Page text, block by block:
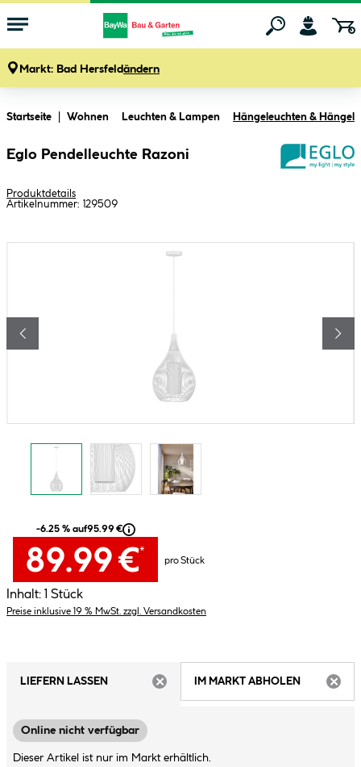
Markt: Bad Hersfeldändern
Startseite Wohnen Leuchten & Lampen Hängeleuchten &
Eglo Pendelleuchte Razoni
Produktdetails
Artikelnummer: 129509
-6.25 % auf95.99 €
89.99 €*
pro Stück
Inhalt: 1 Stück
Preise inklusive 19 % MwSt. zzgl. Versandkosten
LIEFERN LASSEN
IM MARKT ABHOLEN
Online nicht verfügbar
Dieser Artikel ist nur im Markt erhältlich.